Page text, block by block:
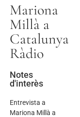
Mariona
Millà a
Catalunya
Ràdio
Notes
d'interès
Entrevista a
Mariona Millà a